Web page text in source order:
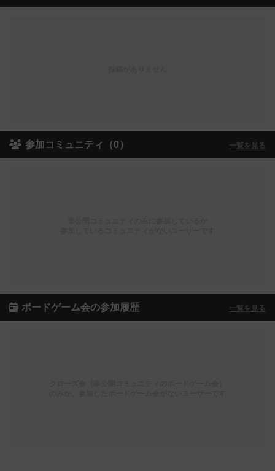
参加コミュニティ（0） 一覧を見る
ボードゲーム会の参加履歴 一覧を見る